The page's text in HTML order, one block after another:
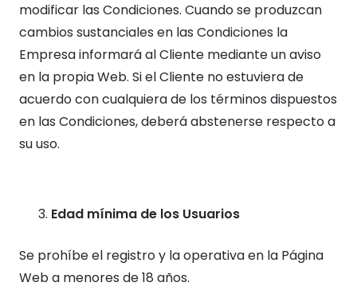
modificar las Condiciones. Cuando se produzcan
cambios sustanciales en las Condiciones la
Empresa informará al Cliente mediante un aviso
en la propia Web. Si el Cliente no estuviera de
acuerdo con cualquiera de los términos dispuestos
en las Condiciones, deberá abstenerse respecto a
su uso.
Edad mínima de los Usuarios
Se prohíbe el registro y la operativa en la Página
Web a menores de 18 años.